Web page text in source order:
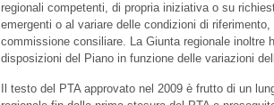
regionali competenti, di propria iniziativa o su
emergenti o al variare delle condizioni di
commissione consiliare. La Giunta regionale inoltre
disposizioni del Piano in funzione delle variazioni
Il testo del PTA approvato nel 2009 è frutto di un